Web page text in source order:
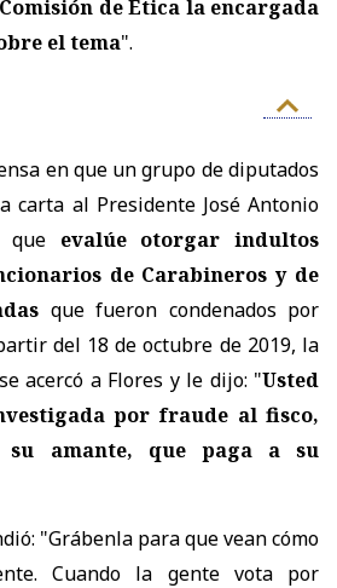
de Ética la encargada
el tema".
en que un grupo de diputados
carta al Presidente José Antonio
que evalúe otorgar indultos
de Carabineros y de
que fueron condenados por
del 18 de octubre de 2019, la
acercó a Flores y le dijo: "Usted
por fraude al fisco,
amante, que paga a su
"Grábenla para que vean cómo
Cuando la gente vota por